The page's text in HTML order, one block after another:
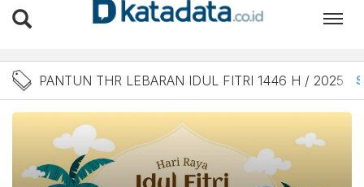
Berita Pantun THR
PANTUN THR LEBARAN IDUL FITRI 1446 H / 2025